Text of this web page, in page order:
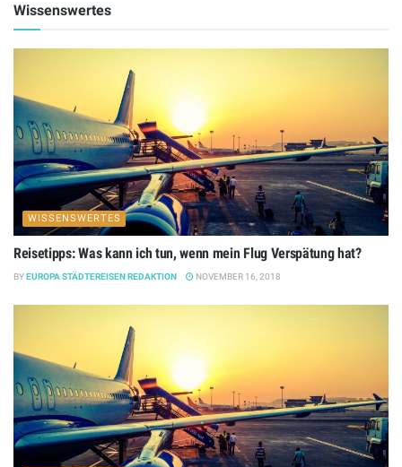
Wissenswertes
WISSENSWERTES
Reisetipps: Was kann ich tun, wenn mein Flug Verspätung hat?
BYEUROPA STÄDTEREISEN REDAKTION NOVEMBER 16, 2018